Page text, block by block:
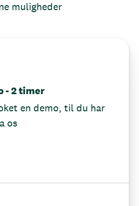
muligheder
- 2 timer
en demo, til du har
os